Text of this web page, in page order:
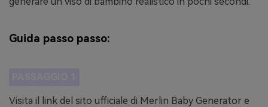
Guida passo passo:
Visita il link del sito ufficiale di Merlin Baby Generator e